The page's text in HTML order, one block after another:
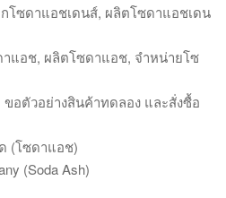
โซดาแอชเดนส์, ผลิตโซดาแอชเดน
แอช, ผลิตโซดาแอช, จำหน่ายโซ
อตัวอย่างสินค้าทดลอง และสั่งซื้อ
(โซดาแอช)
(Soda Ash)